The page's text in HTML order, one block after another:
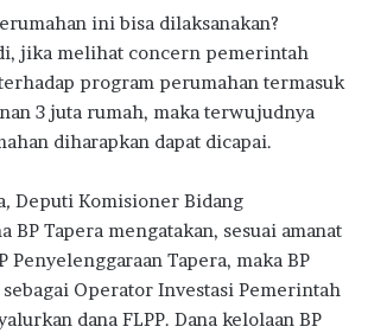
ini bisa dilaksanakan?
jika melihat concern pemerintah
program perumahan termasuk
3 juta rumah, maka terwujudnya
diharapkan dapat dicapai.
, Deputi Komisioner Bidang
BP Tapera mengatakan, sesuai amanat
Penyelenggaraan Tapera, maka BP
Operator Investasi Pemerintah
dana FLPP. Dana kelolaan BP